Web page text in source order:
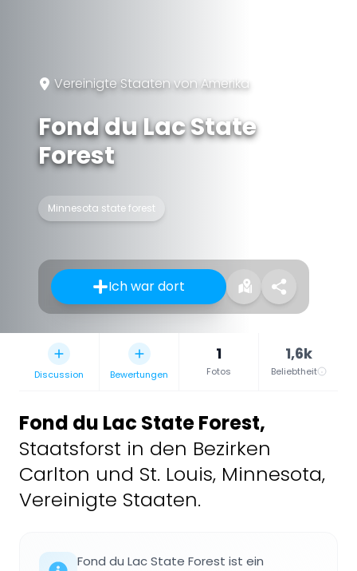
Vereinigte Staaten von Amerika
Fond du Lac State
Forest
Minnesota state forest
Ich war dort
Discussion Bewertungen
1
Fotos
1,6k
Beliebtheit
Fond du Lac State Forest,
Staatsforst in den Bezirken
Carlton und St. Louis, Minnesota,
Vereinigte Staaten.
Fond du Lac State Forest ist ein